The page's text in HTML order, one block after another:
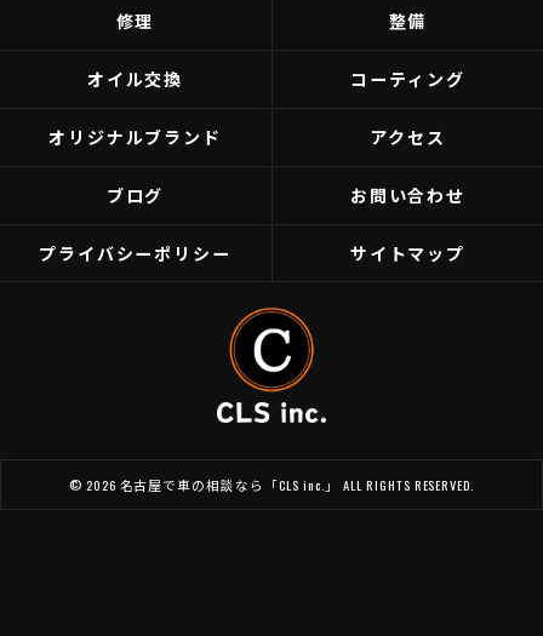
修理 整備
オイル交換 コーティング
オリジナルブランド アクセス
ブログ お問い合わせ
プライバシーポリシー サイトマップ
© 2026 名古屋で車の相談なら「CLS inc.」 ALL RIGHTS RESERVED.